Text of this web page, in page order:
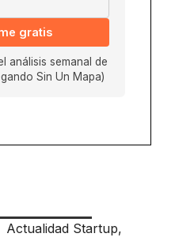
gratis
análisis semanal de
Sin Un Mapa)
Actualidad Startup,